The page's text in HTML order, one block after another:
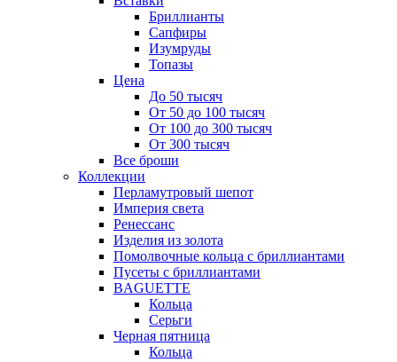
Бриллианты
Сапфиры
Изумруды
Топазы
Цена
До 50 тысяч
От 50 до 100 тысяч
От 100 до 300 тысяч
От 300 тысяч
Все броши
Коллекции
Перламутровый шепот
Империя света
Ренессанс
Изделия из золота
Помолвочные кольца с бриллиантами
Пусеты с бриллиантами
BAGUETTE
Кольца
Серьги
Черная пятница
Кольца